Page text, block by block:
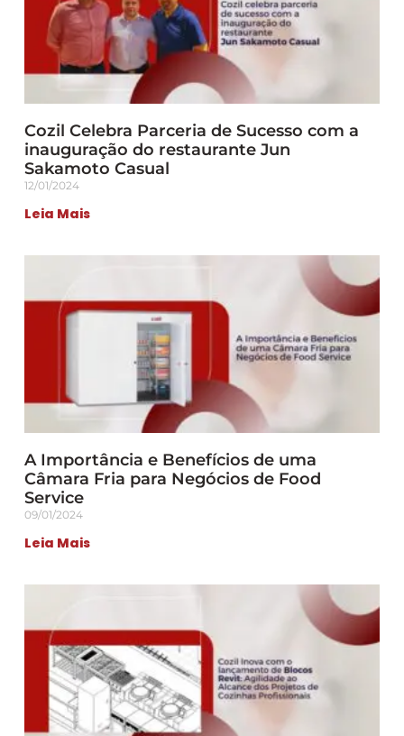
Cozil Celebra Parceria de Sucesso com a
inauguração do restaurante Jun
Sakamoto Casual
12/01/2024
Leia Mais
A Importância e Benefícios de uma
Câmara Fria para Negócios de Food
Service
09/01/2024
Leia Mais